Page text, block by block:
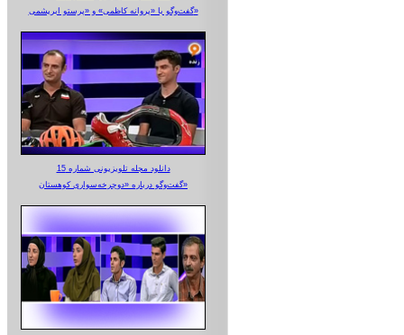
گفت‌وگو با «پروانه کاظمی» و «پرستو‌ ابریشمی»
دانلود مجله تلویزیونی شماره 15
گفت‌وگو درباره «دوچرخه‌سواری کوهستان»